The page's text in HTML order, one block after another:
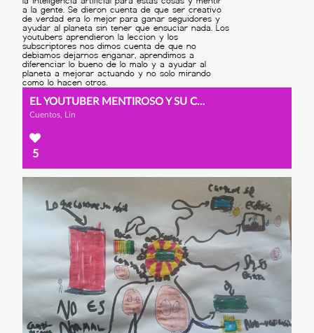
EL YOUTUBER MENTIROSO Y SU CONSECUENCIA
Cuentos, Lin
5